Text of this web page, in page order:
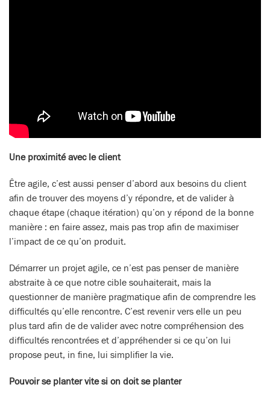
Une proximité avec le client
Être agile, c’est aussi penser d’abord aux besoins du client
afin de trouver des moyens d’y répondre, et de valider à
chaque étape (chaque itération) qu’on y répond de la bonne
manière : en faire assez, mais pas trop afin de maximiser
l’impact de ce qu’on produit.
Démarrer un projet agile, ce n’est pas penser de manière
abstraite à ce que notre cible souhaiterait, mais la
questionner de manière pragmatique afin de comprendre les
difficultés qu’elle rencontre. C’est revenir vers elle un peu
plus tard afin de de valider avec notre compréhension des
difficultés rencontrées et d’appréhender si ce qu’on lui
propose peut, in fine, lui simplifier la vie.
Pouvoir se planter vite si on doit se planter